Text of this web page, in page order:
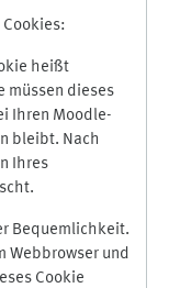
heißt
müssen dieses
Ihren Moodle-
bleibt. Nach
Ihres
Bequemlichkeit.
Webbrowser und
Cookie